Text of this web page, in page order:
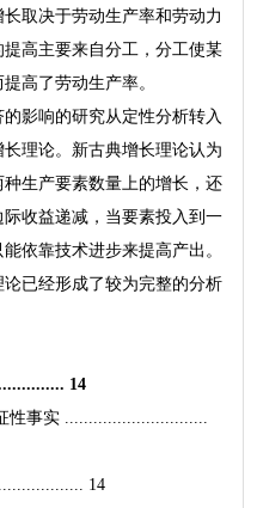
取决于劳动生产率和劳动力
高主要来自分工，分工使某
高了劳动生产率。
影响的研究从定性分析转入
理论。新古典增长理论认为
生产要素数量上的增长，还
收益递减，当要素投入到一
依靠技术进步来提高产出。
已经形成了较为完整的分析
14
性事实 ..............................
14